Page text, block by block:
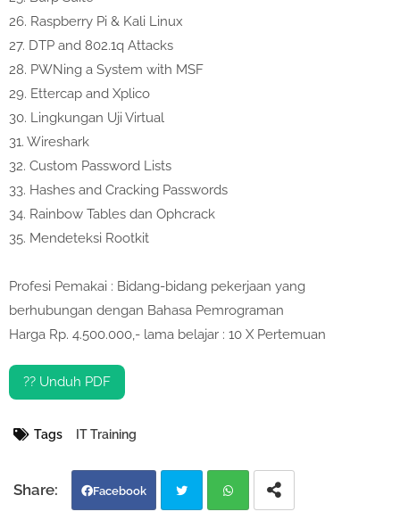
26. Raspberry Pi & Kali Linux
27. DTP and 802.1q Attacks
28. PWNing a System with MSF
29. Ettercap and Xplico
30. Lingkungan Uji Virtual
31. Wireshark
32. Custom Password Lists
33. Hashes and Cracking Passwords
34. Rainbow Tables dan Ophcrack
35. Mendeteksi Rootkit
Profesi Pemakai : Bidang-bidang pekerjaan yang
berhubungan dengan Bahasa Pemrograman
Harga Rp. 4.500.000,- lama belajar : 10 X Pertemuan
?? Unduh PDF
Tags IT Training
Facebook